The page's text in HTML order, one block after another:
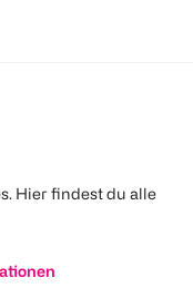
Hier findest du alle